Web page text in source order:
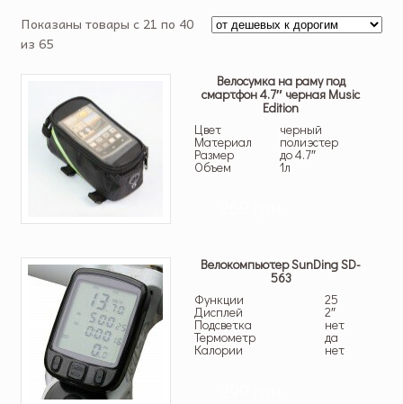
Показаны товары с 21 по 40
из 65
Велосумка на раму под
смартфон 4.7″ черная Music
Edition
Цвет
черный
Материал полиэстер
Размер до 4.7″
Объем 1л
Велокомпьютер SunDing SD-
563
Функции
25
Дисплей 2″
Подсветка нет
Термометр да
Калории нет